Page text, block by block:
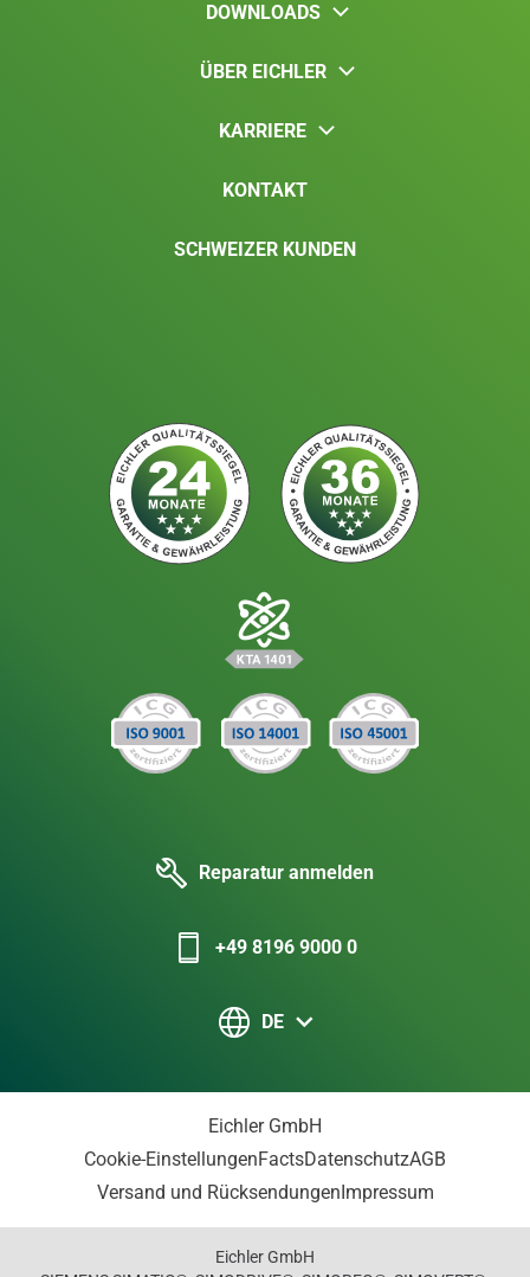
DOWNLOADS
ÜBER EICHLER
KARRIERE
KONTAKT
SCHWEIZER KUNDEN
Reparatur anmelden
+49 8196 9000 0
DE
Eichler GmbH
Cookie-EinstellungenFactsDatenschutzAGB
Versand und RücksendungenImpressum
Eichler GmbH